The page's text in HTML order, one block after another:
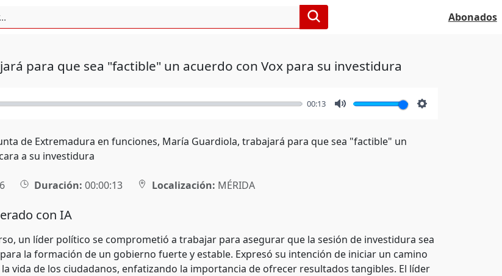
Abonados
para que sea "factible" un acuerdo con Vox para su investidura
00:13
de Extremadura en funciones, María Guardiola, trabajará para que sea "factible" un
a su investidura
Duración: 00:00:13 Localización: MÉRIDA
con IA
un líder político se comprometió a trabajar para asegurar que la sesión de investidura sea
la formación de un gobierno fuerte y estable. Expresó su intención de iniciar un camino
vida de los ciudadanos, enfatizando la importancia de ofrecer resultados tangibles. El líder